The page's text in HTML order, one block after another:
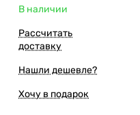
В наличии
Рассчитать
доставку
Нашли дешевле?
Хочу в подарок